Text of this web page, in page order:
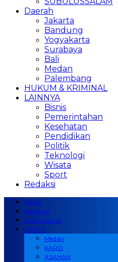
Daerah
Jakarta
Bandung
Yogyakarta
Surabaya
Bali
Medan
Palembang
HUKUM & KRIMINAL
LAINNYA
Bisnis
Pemerintahan
Kesehatan
Pendidikan
Politik
Teknologi
Wisata
Sport
Redaksi
Home
Nasional
Internasional
SUMUT
Medan
KARO
ASAHAN